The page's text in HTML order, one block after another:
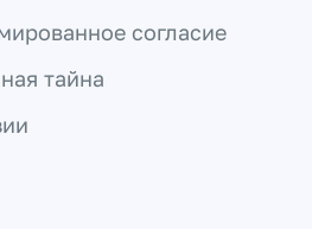
согласие
тайна